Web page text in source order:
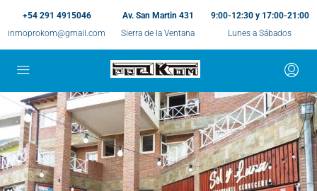
+54 291 4915046
inmoprokom@gmail.com
Av. San Martin 431
Sierra de la Ventana
9:00-12:30 y 17:00-21:00
Lunes a Sábados